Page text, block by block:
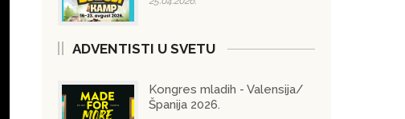
ADVENTISTI U SVETU
Kongres mladih - Valensija/
Španija 2026.